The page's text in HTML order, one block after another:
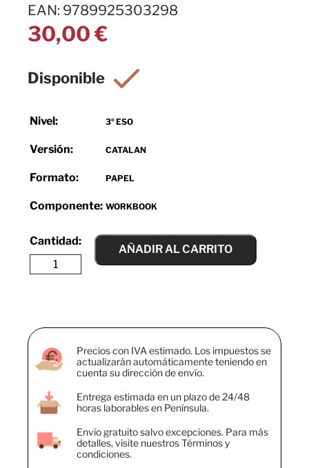
EAN: 9789925303298
30,00€
Nivel: 3º ESO
Versión: CATALAN
Formato: PAPEL
Componente: WORKBOOK
AÑADIR AL CARRITO
Precios con IVA estimado. Los impuestos se
actualizarán automáticamente teniendo en
cuenta su dirección de envío.
Entrega estimada en un plazo de 24/48
horas laborables en Península.
Envío gratuito salvo excepciones. Para más
detalles, visite nuestros Términos y
condiciones.